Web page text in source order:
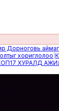
аймагт
|
АЖИЛЛАХ